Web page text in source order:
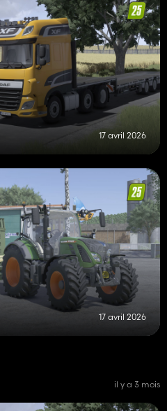
17 avril 2026
17 avril 2026
il y a 3 mois